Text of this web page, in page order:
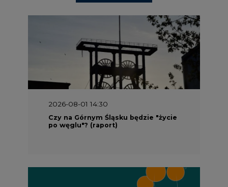
2026-08-01 14:30
Czy na Górnym Śląsku będzie "życie
po węglu"? (raport)